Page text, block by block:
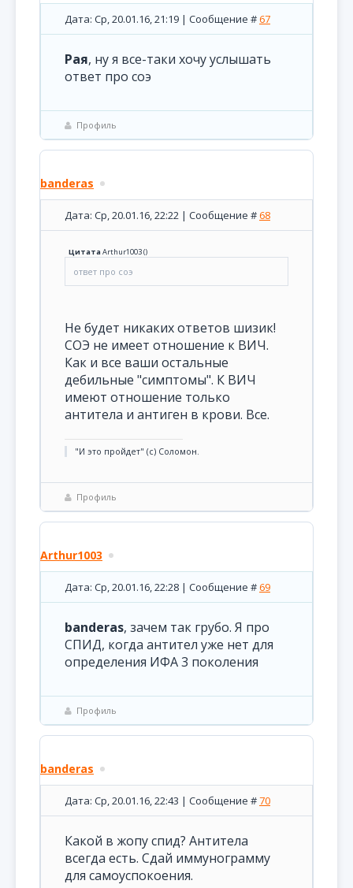
Дата: Ср, 20.01.16, 21:19 | Сообщение #67
Рая, ну я все-таки хочу услышать
ответ про соэ
Профиль
banderas
Дата: Ср, 20.01.16, 22:22 | Сообщение #68
ЦитатаArthur1003()
ответ про соэ
Не будет никаких ответов шизик!
СОЭ не имеет отношение к ВИЧ.
Как и все ваши остальные
дебильные "симптомы". К ВИЧ
имеют отношение только
антитела и антиген в крови. Все.
"И это пройдет" (с) Соломон.
Профиль
Arthur1003
Дата: Ср, 20.01.16, 22:28 | Сообщение #69
banderas, зачем так грубо. Я про
СПИД, когда антител уже нет для
определения ИФА 3 поколения
Профиль
banderas
Дата: Ср, 20.01.16, 22:43 | Сообщение #70
Какой в жопу спид? Антитела
всегда есть. Сдай иммунограмму
для самоуспокоения.